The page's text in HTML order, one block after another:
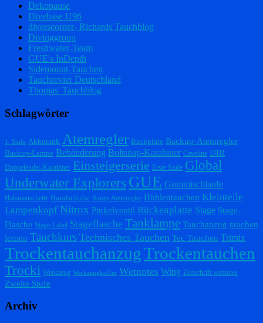
Dekopause
Divebase U96
diverscorner- Richards Tauchblog
Divinggroup
Freshwater-Team
GUE's InDepth
Sidemount-Tauchen
Tauchrevier Deutschland
Thomas' Tauchblog
Schlagwörter
1. Stufe Akkutank Atemregler Backplate Backup-Atemregler
Backup-Lampe Bebänderung Boltsnap-Karabiner Caveline DIR
Doppelender-Karabiner Einsteigerserie Erste Stufe Global
Underwater Explorers GUE Gummischlaufe
Halsmanschette Handschuhe Haupt-Atemregler Höhlentauchen Kleinteile
Lampenkopf Nitrox Pinkelventil Rückenplatte Stage Stage-
Flasche Stage-Label Stageflasche Tanklampe Tauchanzug tauchen
lernen Tauchkurs Technisches Tauchen Tec Tauchen Trimix
TrockentauchanzugTrockentauchen
Trocki Werkzeug Werkzeugkoffer Wetnotes Wing Zeitschrift wetnotes
Zweite Stufe
Archiv